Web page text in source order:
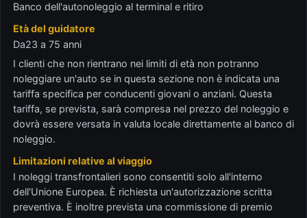
Banco dell'autonoleggio al terminal e ritiro
Età del guidatore
Da23 a 75 anni
I clienti che non rientrano nei limiti di età non potranno
noleggiare un'auto se in questa sezione non è indicata una
tariffa specifica per conducenti giovani o anziani. Questa
tariffa, se prevista, sarà compresa nel prezzo del noleggio e
dovrà essere versata in valuta locale direttamente al banco di
noleggio.
Limitazioni relative al viaggio
I noleggi transfrontalieri sono consentiti solo all'interno
dell'Unione Europea. È richiesta un'autorizzazione scritta
preventiva. È inoltre prevista una commissione di premio